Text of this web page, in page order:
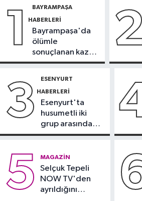
kazaya neden
Küçükçekmece
Deresi'nde
Kadınlarda
yağış ve fırtına
1 BAYRAMPAŞA
HABERLERI
Bayrampaşa'da
ölümle
sonuçlanan kaza:
Sürücü
3 ESENYURT
HABERLERI
Esenyurt'ta
husumetli iki
grup arasında
silahlı kavga
5 MAGAZIN
Selçuk Tepeli
NOW TV'den
ayrıldığını